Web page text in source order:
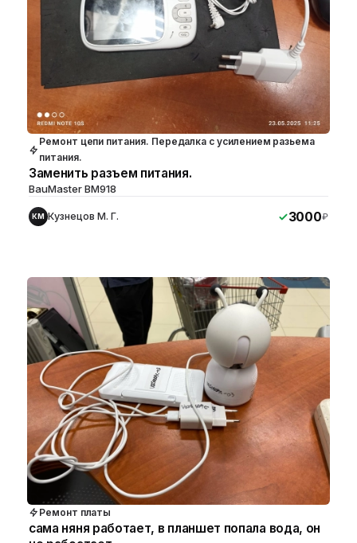
Ремонт цепи питания. Передалка с усилением разьема
питания.
Заменить разъем питания.
BauMaster BM918
КМ Кузнецов М. Г. 3000₽
Ремонт платы
сама няня работает, в планшет попала вода, он